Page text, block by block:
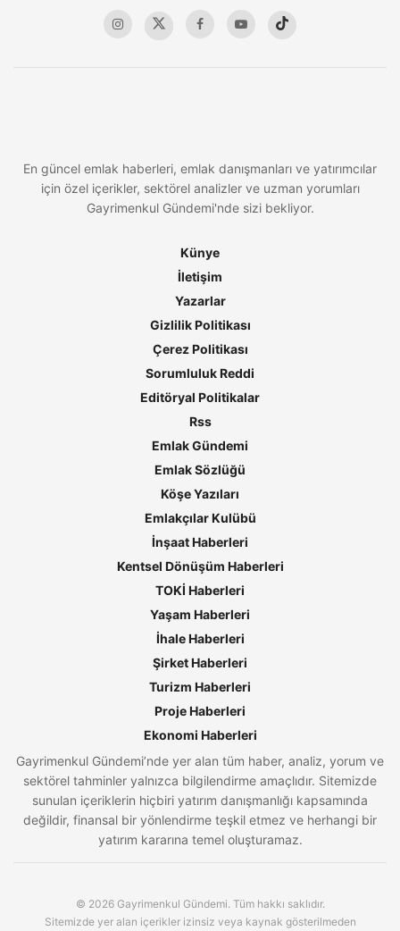
En güncel emlak haberleri, emlak danışmanları ve yatırımcılar
için özel içerikler, sektörel analizler ve uzman yorumları
Gayrimenkul Gündemi'nde sizi bekliyor.
Künye
İletişim
Yazarlar
Gizlilik Politikası
Çerez Politikası
Sorumluluk Reddi
Editöryal Politikalar
Rss
Emlak Gündemi
Emlak Sözlüğü
Köşe Yazıları
Emlakçılar Kulübü
İnşaat Haberleri
Kentsel Dönüşüm Haberleri
TOKİ Haberleri
Yaşam Haberleri
İhale Haberleri
Şirket Haberleri
Turizm Haberleri
Proje Haberleri
Ekonomi Haberleri
Gayrimenkul Gündemi’nde yer alan tüm haber, analiz, yorum ve
sektörel tahminler yalnızca bilgilendirme amaçlıdır. Sitemizde
sunulan içeriklerin hiçbiri yatırım danışmanlığı kapsamında
değildir, finansal bir yönlendirme teşkil etmez ve herhangi bir
yatırım kararına temel oluşturamaz.
© 2026 Gayrimenkul Gündemi. Tüm hakkı saklıdır.
Sitemizde yer alan içerikler izinsiz veya kaynak gösterilmeden